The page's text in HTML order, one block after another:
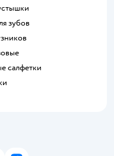
зубов
салфетки